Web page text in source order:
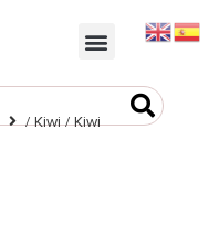
/ Kiwi / Kiwi